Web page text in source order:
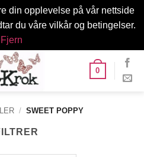
din opplevelse på vår nettside
du våre vilkår og betingelser.
Fjern
0
/ SWEET POPPY